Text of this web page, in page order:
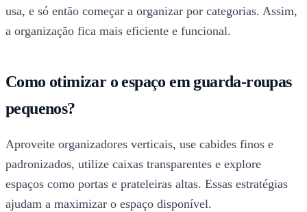
usa, e só então começar a organizar por categorias. Assim,
a organização fica mais eficiente e funcional.
Como otimizar o espaço em guarda-roupas
pequenos?
Aproveite organizadores verticais, use cabides finos e
padronizados, utilize caixas transparentes e explore
espaços como portas e prateleiras altas. Essas estratégias
ajudam a maximizar o espaço disponível.